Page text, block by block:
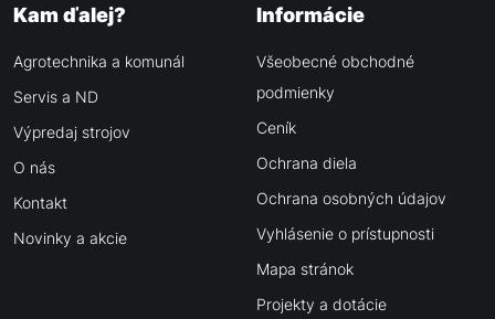
Kam ďalej?
Agrotechnika a komunál
Servis a ND
Výpredaj strojov
O nás
Kontakt
Novinky a akcie
Informácie
Všeobecné obchodné
podmienky
Ceník
Ochrana diela
Ochrana osobných údajov
Vyhlásenie o prístupnosti
Mapa stránok
Projekty a dotácie